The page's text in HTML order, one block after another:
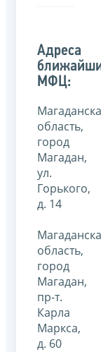
Адреса
МФЦ:
область,
город
Магадан,
ул.
Горького,
д. 14
область,
город
Магадан,
пр-т.
Карла
Маркса,
д. 60